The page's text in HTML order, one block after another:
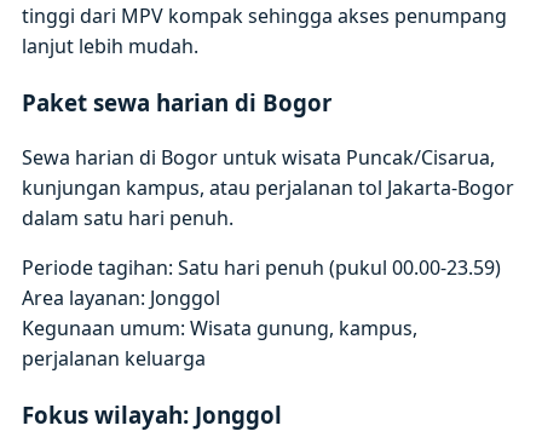
tinggi dari MPV kompak sehingga akses penumpang
lanjut lebih mudah.
Paket sewa harian di Bogor
Sewa harian di Bogor untuk wisata Puncak/Cisarua,
kunjungan kampus, atau perjalanan tol Jakarta-Bogor
dalam satu hari penuh.
Periode tagihan: Satu hari penuh (pukul 00.00-23.59)
Area layanan: Jonggol
Kegunaan umum: Wisata gunung, kampus,
perjalanan keluarga
Fokus wilayah: Jonggol